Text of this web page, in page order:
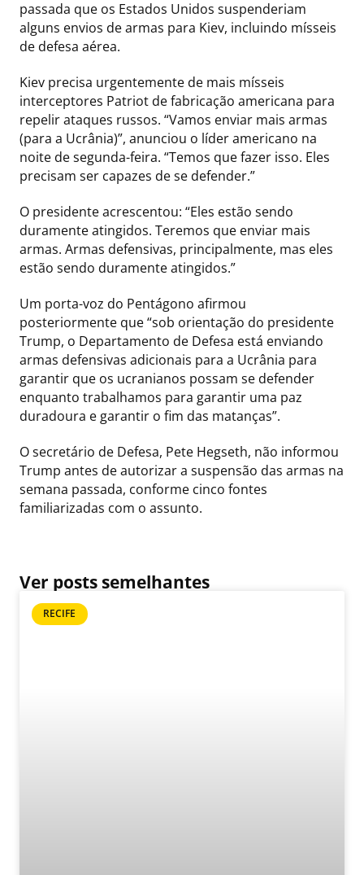
passada que os Estados Unidos suspenderiam
alguns envios de armas para Kiev, incluindo mísseis
de defesa aérea.
Kiev precisa urgentemente de mais mísseis
interceptores Patriot de fabricação americana para
repelir ataques russos. “Vamos enviar mais armas
(para a Ucrânia)”, anunciou o líder americano na
noite de segunda-feira. “Temos que fazer isso. Eles
precisam ser capazes de se defender.”
O presidente acrescentou: “Eles estão sendo
duramente atingidos. Teremos que enviar mais
armas. Armas defensivas, principalmente, mas eles
estão sendo duramente atingidos.”
Um porta-voz do Pentágono afirmou
posteriormente que “sob orientação do presidente
Trump, o Departamento de Defesa está enviando
armas defensivas adicionais para a Ucrânia para
garantir que os ucranianos possam se defender
enquanto trabalhamos para garantir uma paz
duradoura e garantir o fim das matanças”.
O secretário de Defesa, Pete Hegseth, não informou
Trump antes de autorizar a suspensão das armas na
semana passada, conforme cinco fontes
familiarizadas com o assunto.
Ver posts semelhantes
RECIFE